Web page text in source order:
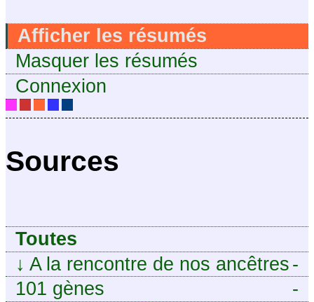
Afficher les résumés
Masquer les résumés
Connexion
Sources
Toutes
-
↓ A la rencontre de nos ancêtres
-
101 gènes